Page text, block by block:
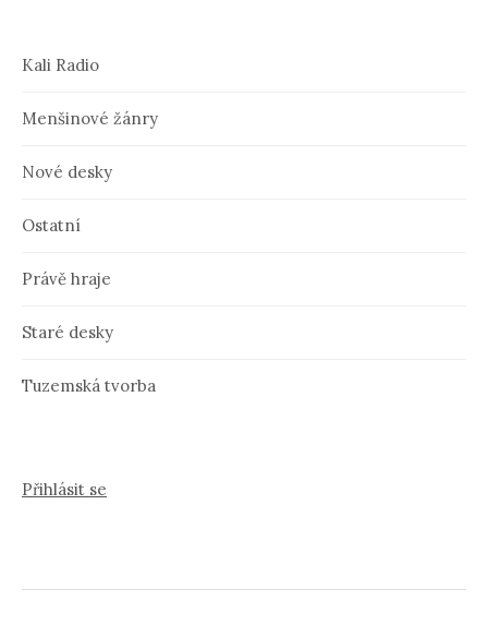
Kali Radio
Menšinové žánry
Nové desky
Ostatní
Právě hraje
Staré desky
Tuzemská tvorba
Přihlásit se